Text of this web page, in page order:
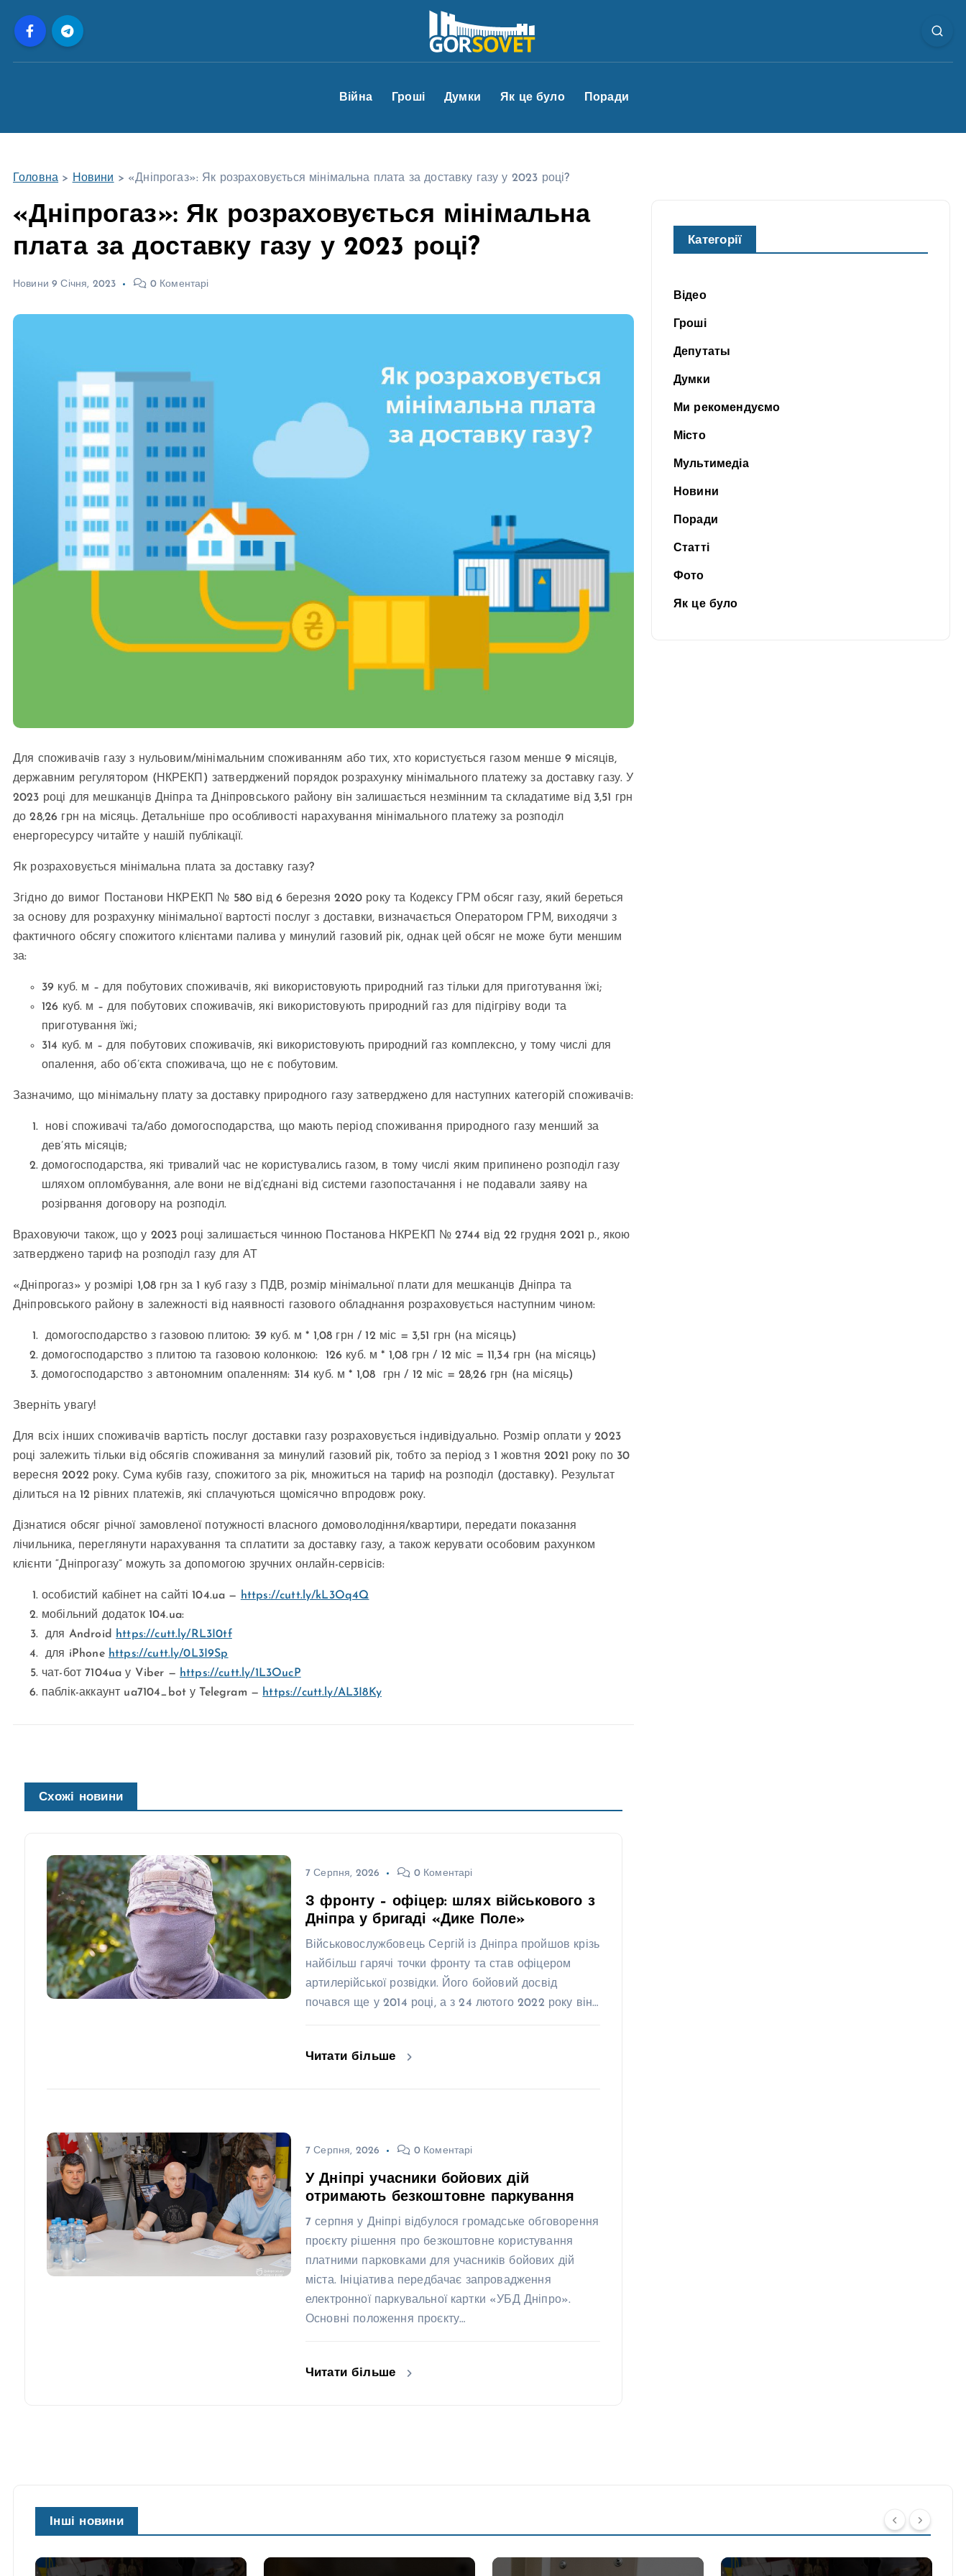
Війна Гроші Думки Як це було Поради
Головна > Новини > «Дніпрогаз»: Як розраховується мінімальна плата за доставку газу у 2023 році?
«Дніпрогаз»: Як розраховується мінімальна
плата за доставку газу у 2023 році?
Новини 9 Січня, 2023 0 Коментарі
Для споживачів газу з нульовим/мінімальним споживанням або тих, хто користується газом менше 9 місяців,
державним регулятором (НКРЕКП) затверджений порядок розрахунку мінімального платежу за доставку газу. У
2023 році для мешканців Дніпра та Дніпровського району він залишається незмінним та складатиме від 3,51 грн
до 28,26 грн на місяць. Детальніше про особливості нарахування мінімального платежу за розподіл
енергоресурсу читайте у нашій публікації.
Як розраховується мінімальна плата за доставку газу?
Згідно до вимог Постанови НКРЕКП № 580 від 6 березня 2020 року та Кодексу ГРМ обсяг газу, який береться
за основу для розрахунку мінімальної вартості послуг з доставки, визначається Оператором ГРМ, виходячи з
фактичного обсягу спожитого клієнтами палива у минулий газовий рік, однак цей обсяг не може бути меншим
за:
39 куб. м – для побутових споживачів, які використовують природний газ тільки для приготування їжі;
126 куб. м – для побутових споживачів, які використовують природний газ для підігріву води та
приготування їжі;
314 куб. м – для побутових споживачів, які використовують природний газ комплексно, у тому числі для
опалення, або об’єкта споживача, що не є побутовим.
Зазначимо, що мінімальну плату за доставку природного газу затверджено для наступних категорій споживачів:
нові споживачі та/або домогосподарства, що мають період споживання природного газу менший за
дев’ять місяців;
домогосподарства, які тривалий час не користувались газом, в тому числі яким припинено розподіл газу
шляхом опломбування, але вони не від’єднані від системи газопостачання і не подавали заяву на
розірвання договору на розподіл.
Враховуючи також, що у 2023 році залишається чинною Постанова НКРЕКП № 2744 від 22 грудня 2021 р., якою
затверджено тариф на розподіл газу для АТ
«Дніпрогаз» у розмірі 1,08 грн за 1 куб газу з ПДВ, розмір мінімальної плати для мешканців Дніпра та
Дніпровського району в залежності від наявності газового обладнання розраховується наступним чином:
домогосподарство з газовою плитою: 39 куб. м * 1,08 грн / 12 міс = 3,51 грн (на місяць)
домогосподарство з плитою та газовою колонкою: 126 куб. м * 1,08 грн / 12 міс = 11,34 грн (на місяць)
домогосподарство з автономним опаленням: 314 куб. м * 1,08 грн / 12 міс = 28,26 грн (на місяць)
Зверніть увагу!
Для всіх інших споживачів вартість послуг доставки газу розраховується індивідуально. Розмір оплати у 2023
році залежить тільки від обсягів споживання за минулий газовий рік, тобто за період з 1 жовтня 2021 року по 30
вересня 2022 року. Сума кубів газу, спожитого за рік, множиться на тариф на розподіл (доставку). Результат
ділиться на 12 рівних платежів, які сплачуються щомісячно впродовж року.
Дізнатися обсяг річної замовленої потужності власного домоволодіння/квартири, передати показання
лічильника, переглянути нарахування та сплатити за доставку газу, а також керувати особовим рахунком
клієнти “Дніпрогазу” можуть за допомогою зручних онлайн-сервісів:
особистий кабінет на сайті 104.ua — https://cutt.ly/kL3Oq4Q
мобільний додаток 104.ua:
для Android
https://cutt.ly/RL3I0tf
для iPhone https://cutt.ly/0L3I9Sp
чат-бот 7104ua у Viber — https://cutt.ly/1L3OucP
паблік-аккаунт ua7104_bot у Telegram — https://cutt.ly/AL3I8Ky
Схожі новини
7 Серпня, 2026 0 Коментарі
З фронту – офіцер: шлях військового з
Дніпра у бригаді «Дике Поле»
Військовослужбовець Сергій із Дніпра пройшов крізь
найбільш гарячі точки фронту та став офіцером
артилерійської розвідки. Його бойовий досвід
почався ще у 2014 році, а з 24 лютого 2022 року він…
Читати більше
7 Серпня, 2026 0 Коментарі
У Дніпрі учасники бойових дій
отримають безкоштовне паркування
7 серпня у Дніпрі відбулося громадське обговорення
проєкту рішення про безкоштовне користування
платними парковками для учасників бойових дій
міста. Ініціатива передбачає запровадження
електронної паркувальної картки «УБД Дніпро».
Основні положення проєкту…
Читати більше
Категорії
Відео
Гроші
Депутаты
Думки
Ми рекомендуємо
Місто
Мультимедіа
Новини
Поради
Статті
Фото
Як це було
Інші новини